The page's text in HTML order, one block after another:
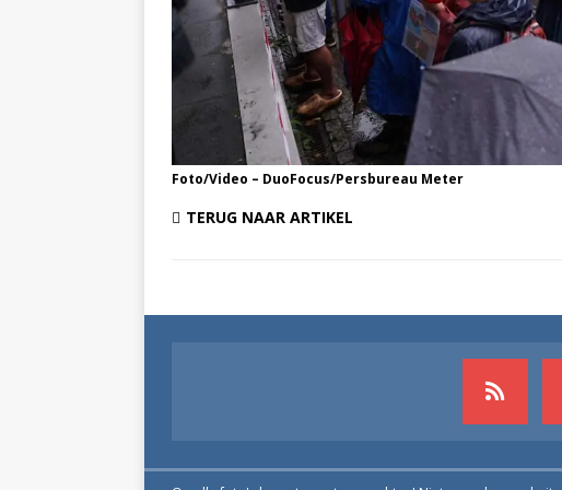
Foto/Video – DuoFocus/Persbureau Meter
TERUG NAAR ARTIKEL